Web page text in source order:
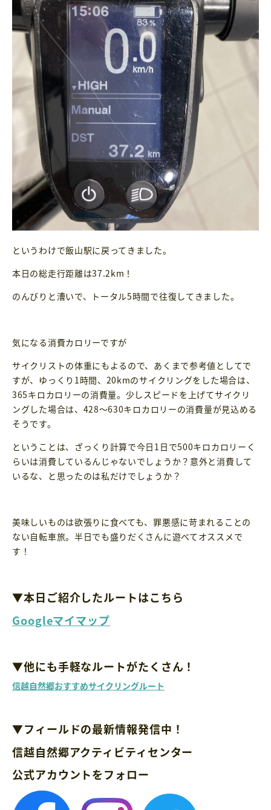
というわけで飯山駅に戻ってきました。
本日の総走行距離は37.2km！
のんびりと漕いで、トータル5時間で往復してきました。
気になる消費カロリーですが
サイクリストの体重にもよるので、あくまで参考値としてで
すが、ゆっくり1時間、20kmのサイクリングをした場合は、
365キロカロリーの消費量。少しスピードを上げてサイクリ
ングした場合は、428～630キロカロリーの消費量が見込める
そうです。
ということは、ざっくり計算で今日1日で500キロカロリーく
らいは消費しているんじゃないでしょうか？意外と消費して
いるな、と思ったのは私だけでしょうか？
美味しいものは欲張りに食べても、罪悪感に苛まれることの
ない自転車旅。半日でも盛りだくさんに遊べてオススメで
す！
▼本日ご紹介したルートはこちら
Googleマイマップ
▼他にも手軽なルートがたくさん！
信越自然郷おすすめサイクリングルート
▼フィールドの最新情報発信中！
信越自然郷アクティビティセンター
公式アカウントをフォロー